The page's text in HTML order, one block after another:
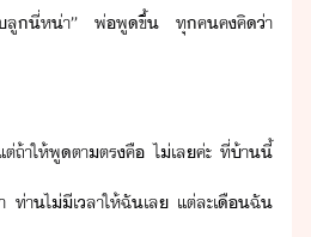
​ลู​ี่​ห่า​”​ ​พ่​พู​ขึ้​ ​ทุค​ค​คิ​่า​
ถ้า​ให้​พูตา​ตร​คื​ ​ไ่เล​ค่ะ​ ​ที่​้า​ี้​
ท่า​ไ่ีเลา​ให้​ฉั​เล​ ​แต่ละ​เื​ฉั​